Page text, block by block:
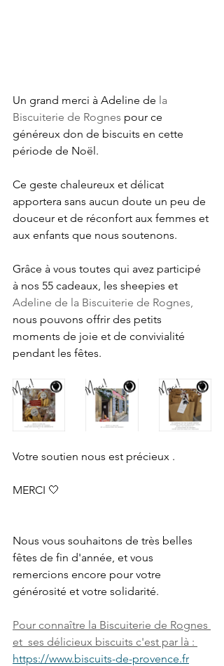
Un grand merci à Adeline de la
Biscuiterie de Rognes pour ce
généreux don de biscuits en cette
période de Noël.
Ce geste chaleureux et délicat
apportera sans aucun doute un peu de
douceur et de réconfort aux femmes et
aux enfants que nous soutenons.
Grâce à vous toutes qui avez participé
à nos 55 cadeaux, les sheepies et
Adeline de la Biscuiterie de Rognes,
nous pouvons offrir des petits
moments de joie et de convivialité
pendant les fêtes.
Votre soutien nous est précieux .
MERCI 🤍
Nous vous souhaitons de très belles
fêtes de fin d'année, et vous
remercions encore pour votre
générosité et votre solidarité.
Pour connaître la Biscuiterie de Rognes
et  ses délicieux biscuits c'est par là :
https://www.biscuits-de-provence.fr